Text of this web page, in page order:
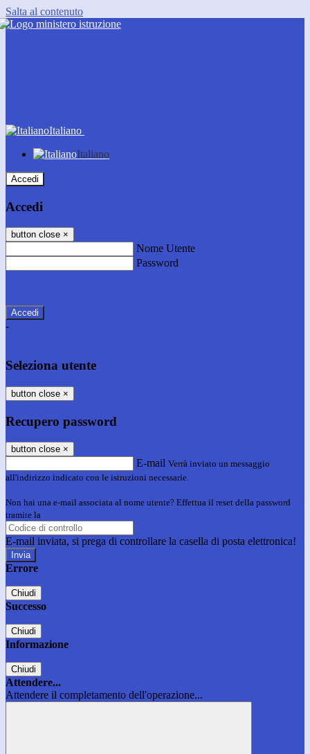
Salta al contenuto
Italiano
Italiano
Accedi
Accedi
button close ×
Nome Utente
Password
-
Seleziona utente
button close ×
Recupero password
button close ×
E-mail Verrà inviato un messaggio
all'indirizzo indicato con le istruzioni necessarie.
Non hai una e-mail associata al nome utente? Effettua il reset della password
tramite la
E-mail inviata, si prega di controllare la casella di posta elettronica!
Errore
Chiudi
Successo
Chiudi
Informazione
Chiudi
Attendere...
Attendere il completamento dell'operazione...